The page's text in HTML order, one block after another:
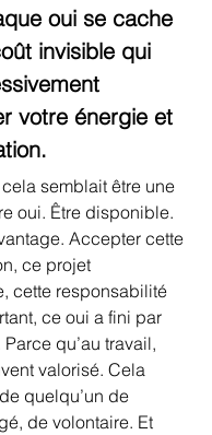
oui se cache
invisible qui
votre énergie et
semblait être une
oui. Être disponible.
Accepter cette
ce projet
cette responsabilité
ce oui a fini par
qu’au travail,
valorisé. Cela
quelqu’un de
de volontaire. Et